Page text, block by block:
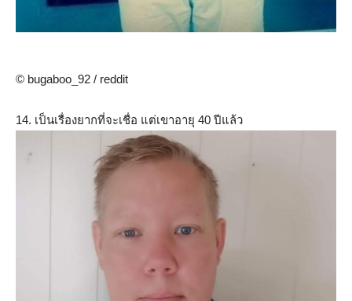
© bugaboo_92 / reddit
14. เป็นเรื่องยากที่จะเชื่อ แต่เขาอายุ 40 ปีแล้ว